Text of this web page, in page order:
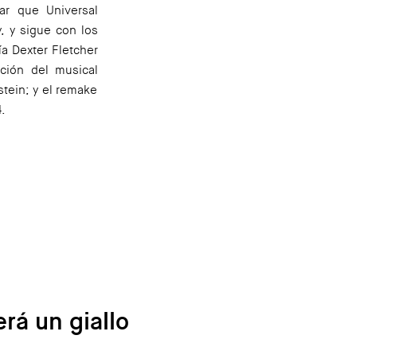
que Universal
, y sigue con los
Dexter Fletcher
del musical
; y el remake
un giallo